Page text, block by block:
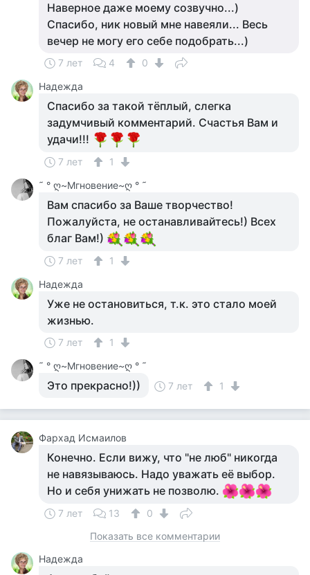
Наверное даже моему созвучно...)
Спасибо, ник новый мне навеяли... Весь
вечер не могу его себе подобрать...)
7 лет 4
0
Надежда
Спасибо за такой тёплый, слегка
задумчивый комментарий. Счастья Вам и
удачи!!!
7 лет
1
˜ ° ღ~Мгновение~ღ ° ˜
Вам спасибо за Ваше творчество!
Пожалуйста, не останавливайтесь!) Всех
благ Вам!)
7 лет
1
Надежда
Уже не остановиться, т.к. это стало моей
жизнью.
7 лет
1
˜ ° ღ~Мгновение~ღ ° ˜
Это прекрасно!)) 7 лет 1
Фархад Исмаилов
Конечно. Если вижу, что "не люб" никогда
не навязываюсь. Надо уважать её выбор.
Но и себя унижать не позволю.
7 лет 13
0
Показать все комментарии
Надежда